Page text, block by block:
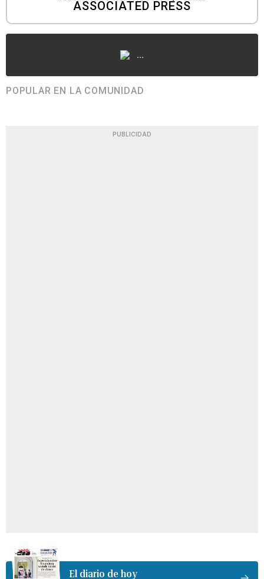
ASSOCIATED PRESS
...
POPULAR EN LA COMUNIDAD
PUBLICIDAD
El diario de hoy